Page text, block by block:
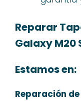
Reparar
Galaxy M20
Estamos en:
Reparación